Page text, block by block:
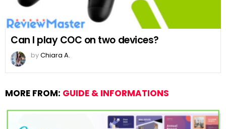
Can I play COC on two devices?
byChiara A.
MORE FROM: GUIDE & INFORMATIONS